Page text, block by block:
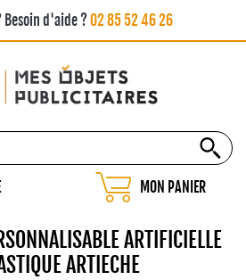
Besoin d'aide ?02 85 52 46 26
MON PANIER
ARTIFICIELLE
ARTIECHE